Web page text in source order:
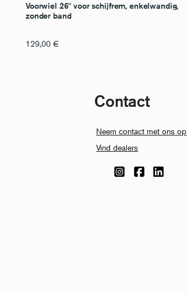
Voorwiel 26″ voor schijfrem, enkelwandig,
zonder band
129,00 €
Contact
Neem contact met ons op
Vind dealers